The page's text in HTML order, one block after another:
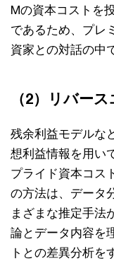
Mの資本コストを
であるため、プレ
資家との対話の中
（2）リバー
残余利益モデルな
想利益情報を⽤い
プライド資本コス
の⽅法は、データ
まざまな推定⼿法
論とデータ内容を
トとの差異分析を